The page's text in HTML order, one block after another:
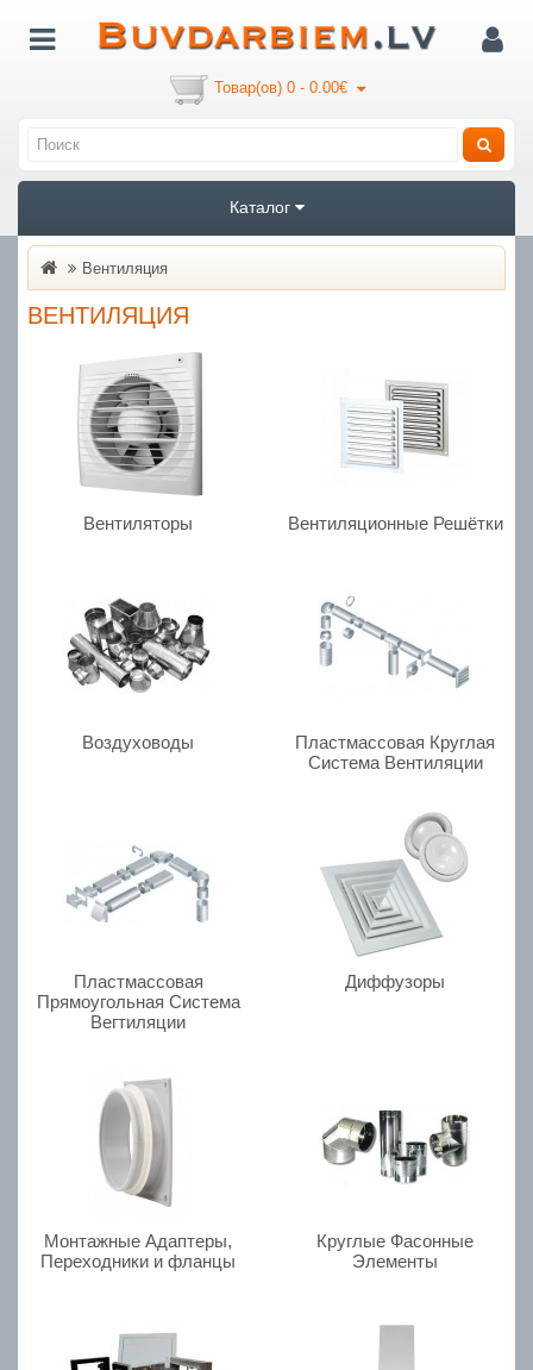
Товар(ов) 0 - 0.00€
Каталог
Вентиляция
ВЕНТИЛЯЦИЯ
Вентиляторы Вентиляционные Решётки
Воздуховоды
Пластмассовая Круглая
Система Вентиляции
Пластмассовая
Прямоугольная Система
Вегтиляции
Диффузоры
Монтажные Адаптеры,
Переходники и фланцы
Круглые Фасонные
Элементы